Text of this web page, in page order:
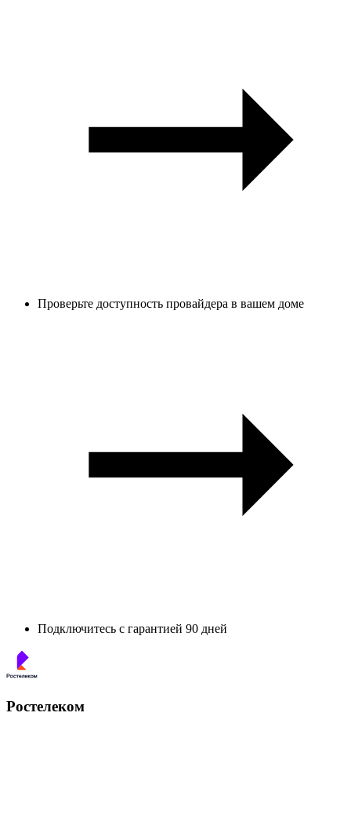
Проверьте доступность провайдера в вашем доме
Подключитесь с гарантией 90 дней
Ростелеком